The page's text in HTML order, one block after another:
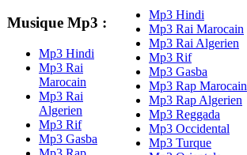
Musique Mp3 :
Mp3 Hindi
Mp3 Rai
Marocain
Mp3 Rai
Algerien
Mp3 Rif
Mp3 Gasba
Mp3 Hindi
Mp3 Rai Marocain
Mp3 Rai Algerien
Mp3 Rif
Mp3 Gasba
Mp3 Rap Marocain
Mp3 Rap Algerien
Mp3 Reggada
Mp3 Occidental
Mp3 Turque